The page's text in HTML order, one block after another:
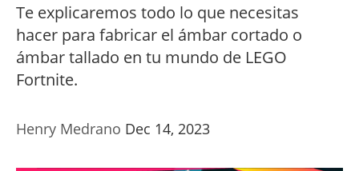
Te explicaremos todo lo que necesitas
hacer para fabricar el ámbar cortado o
ámbar tallado en tu mundo de LEGO
Fortnite.
Henry Medrano Dec 14, 2023